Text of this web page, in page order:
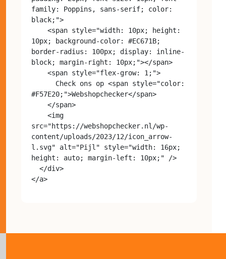
family: Poppins, sans-serif; color:
black;">
10px; background-color: #EC671B;
border-radius: 100px; display: inline-
block; margin-right: 10px;"></span>
#F57E20;">Webshopchecker</span>
src="https://webshopchecker.nl/wp-
content/uploads/2023/12/icon_arrow-
l.svg" alt="Pijl" style="width: 16px;
height: auto; margin-left: 10px;" />